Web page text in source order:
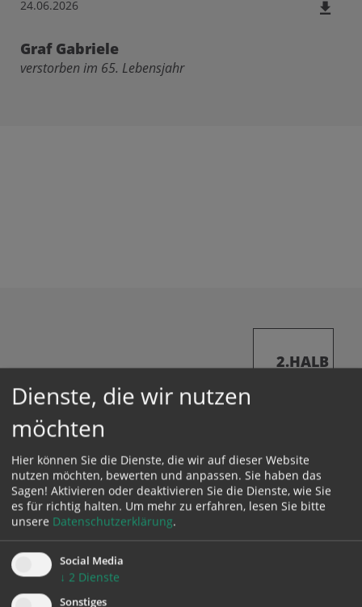
24.06.2026
Graf Gabriele
verstorben im 65. Lebensjahr
2.HALB
04.07.2025
Wirtl Maria
verstorben im 97. Lebensjahr
06.07.2025
Karlinger Peter
verstorben im 88. Lebensjahr
Dienste, die wir nutzen
möchten
Hier können Sie die Dienste, die wir auf dieser Website
nutzen möchten, bewerten und anpassen. Sie haben das
Sagen! Aktivieren oder deaktivieren Sie die Dienste, wie Sie
es für richtig halten. Um mehr zu erfahren, lesen Sie bitte
unsere Datenschutzerklärung.
Social Media
↓ 2 Dienste
Sonstiges